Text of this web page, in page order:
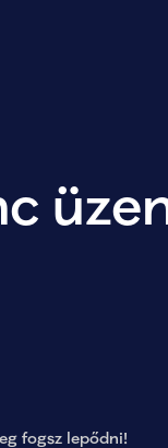
fogsz lepődni!